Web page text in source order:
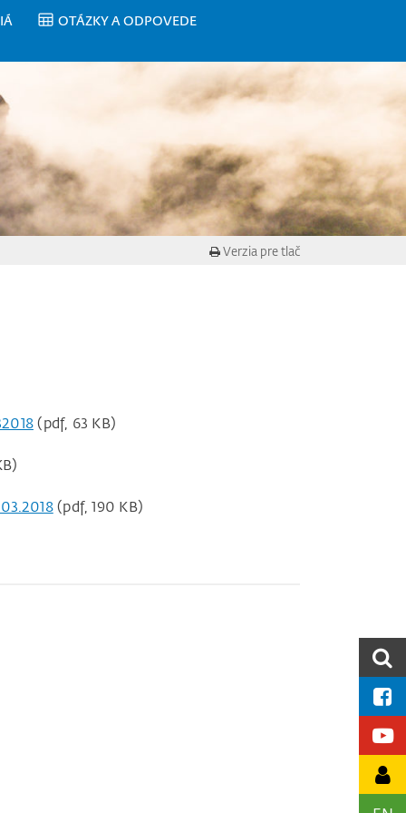
OTÁZKY A ODPOVEDE
Verzia pre tlač
(pdf, 63 KB)
(pdf, 190 KB)